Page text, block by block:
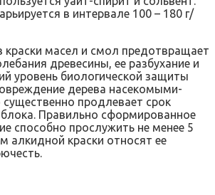
в интервале 100 – 180 г/
краски масел и смол предотвращает
древесины, ее разбухание и
уровень биологической защиты
дерева насекомыми-
продлевает срок
Правильно сформированное
способно прослужить не менее 5
алкидной краски относят ее